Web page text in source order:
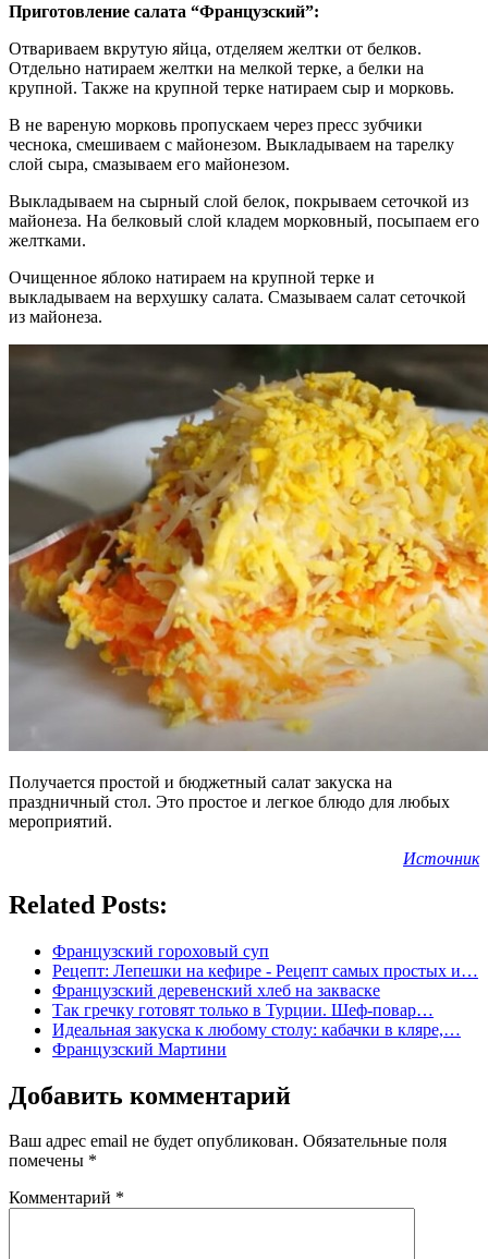
Приготовление салата “Французский”:
Отвариваем вкрутую яйца, отделяем желтки от белков.
Отдельно натираем желтки на мелкой терке, а белки на
крупной. Также на крупной терке натираем сыр и морковь.
В не вареную морковь пропускаем через пресс зубчики
чеснока, смешиваем с майонезом. Выкладываем на тарелку
слой сыра, смазываем его майонезом.
Выкладываем на сырный слой белок, покрываем сеточкой из
майонеза. На белковый слой кладем морковный, посыпаем его
желтками.
Очищенное яблоко натираем на крупной терке и
выкладываем на верхушку салата. Смазываем салат сеточкой
из майонеза.
Получается простой и бюджетный салат закуска на
праздничный стол. Это простое и легкое блюдо для любых
мероприятий.
Источник
Related Posts:
Французский гороховый суп
Рецепт: Лепешки на кефире - Рецепт самых простых и…
Французский деревенский хлеб на закваске
Так гречку готовят только в Турции. Шеф-повар…
Идеальная закуска к любому столу: кабачки в кляре,…
Французский Мартини
Добавить комментарий
Ваш адрес email не будет опубликован. Обязательные поля
помечены *
Комментарий *